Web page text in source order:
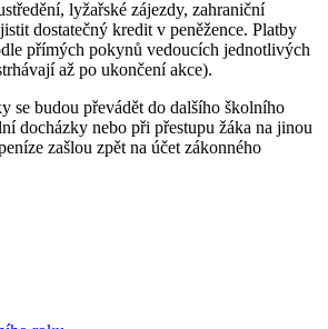
lyžařské zájezdy, zahraniční
dostatečný kredit v peněžence. Platby
přímých pokynů vedoucích jednotlivých
až po ukončení akce).
se budou převádět do dalšího školního
docházky nebo při přestupu žáka na jinou
zašlou zpět na účet zákonného